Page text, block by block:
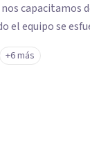
capacitamos
el equipo se
con 9
+6 más